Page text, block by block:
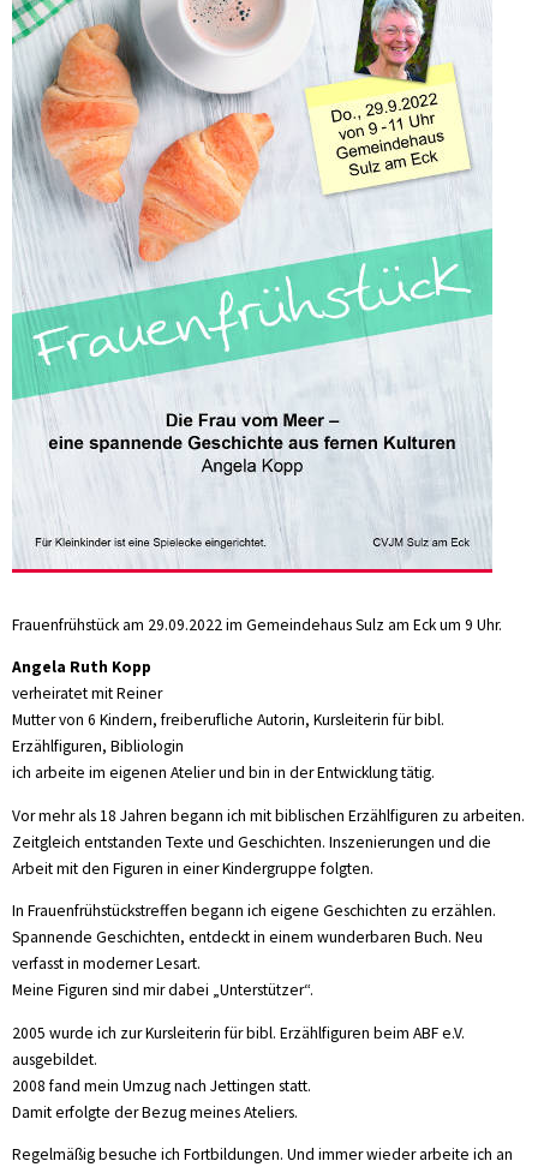
Frauenfrühstück am 29.09.2022 im Gemeindehaus Sulz am Eck um 9 Uhr.
Angela Ruth Kopp
verheiratet mit Reiner
Mutter von 6 Kindern, freiberufliche Autorin, Kursleiterin für bibl.
Erzählfiguren, Bibliologin
ich arbeite im eigenen Atelier und bin in der Entwicklung tätig.
Vor mehr als 18 Jahren begann ich mit biblischen Erzählfiguren zu arbeiten.
Zeitgleich entstanden Texte und Geschichten. Inszenierungen und die
Arbeit mit den Figuren in einer Kindergruppe folgten.
In Frauenfrühstückstreffen begann ich eigene Geschichten zu erzählen.
Spannende Geschichten, entdeckt in einem wunderbaren Buch. Neu
verfasst in moderner Lesart.
Meine Figuren sind mir dabei „Unterstützer“.
2005 wurde ich zur Kursleiterin für bibl. Erzählfiguren beim ABF e.V.
ausgebildet.
2008 fand mein Umzug nach Jettingen statt.
Damit erfolgte der Bezug meines Ateliers.
Regelmäßig besuche ich Fortbildungen. Und immer wieder arbeite ich an